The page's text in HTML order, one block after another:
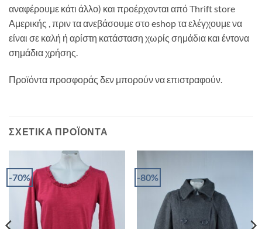
αναφέρουμε κάτι άλλο) και προέρχονται από Thrift store
Αμερικής , πριν τα ανεβάσουμε στο eshop τα ελέγχουμε να
είναι σε καλή ή αρίστη κατάσταση χωρίς σημάδια και έντονα
σημάδια χρήσης.
Προϊόντα προσφοράς δεν μπορούν να επιστραφούν.
ΣΧΕΤΙΚΆ ΠΡΟΪΌΝΤΑ
-70% -80%